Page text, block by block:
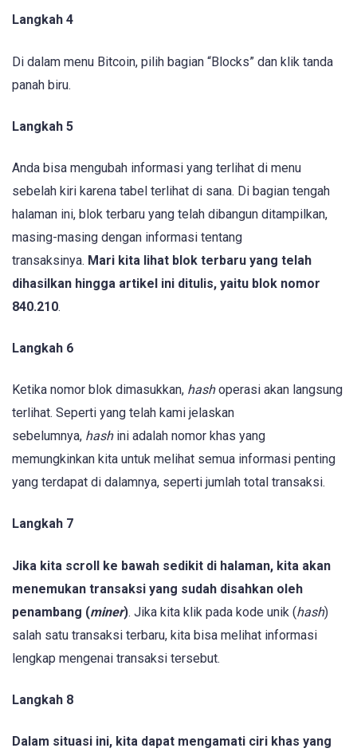
Langkah 4
Di dalam menu Bitcoin, pilih bagian “Blocks” dan klik tanda
panah biru.
Langkah 5
Anda bisa mengubah informasi yang terlihat di menu
sebelah kiri karena tabel terlihat di sana. Di bagian tengah
halaman ini, blok terbaru yang telah dibangun ditampilkan,
masing-masing dengan informasi tentang
transaksinya. Mari kita lihat blok terbaru yang telah
dihasilkan hingga artikel ini ditulis, yaitu blok nomor
840.210.
Langkah 6
Ketika nomor blok dimasukkan, hashoperasi akan langsung
terlihat. Seperti yang telah kami jelaskan
sebelumnya, hashini adalah nomor khas yang
memungkinkan kita untuk melihat semua informasi penting
yang terdapat di dalamnya, seperti jumlah total transaksi.
Langkah 7
Jika kita scroll ke bawah sedikit di halaman, kita akan
menemukan transaksi yang sudah disahkan oleh
penambang (miner). Jika kita klik pada kode unik (hash)
salah satu transaksi terbaru, kita bisa melihat informasi
lengkap mengenai transaksi tersebut.
Langkah 8
Dalam situasi ini, kita dapat mengamati ciri khas yang